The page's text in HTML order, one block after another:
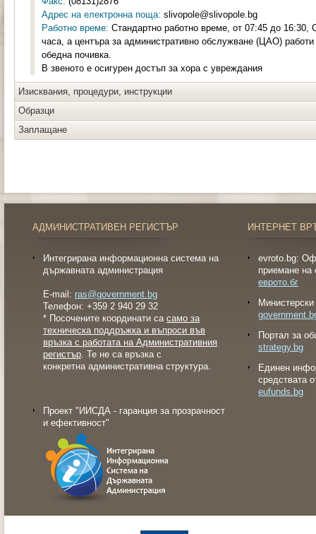
Адрес на електронна поща: slivopole@slivopole.bg
Работно време: Стандартно работно време, от 07:45 до 16:30,
часа, а центъра за административно обслужване (ЦАО)
обедна почивка.
В звеното е осигурен достъп за хора с увреждания
Изисквания, процедури, инструкции
Образци
Заплащане
АДМИНИСТРАТИВЕН РЕГИСТЪР
Интегрирана информационна система на
държавната администрация
E-mail: ras@government.bg
Телефон: +359 2 940 29 32
* Посочените координати са само за
техническа поддръжка и въпроси във
връзка с работата на Административния
регистър. Те не са връзка с
конкретна административна структура.
Проект "ИИСДА - гаранция за прозрачност
и ефективност"
ИНТЕРНЕТ
evroto.bg:
приемане на
еврото.бг
Портал за
strategy.bg
Eдинен
средствата
eufunds.bg